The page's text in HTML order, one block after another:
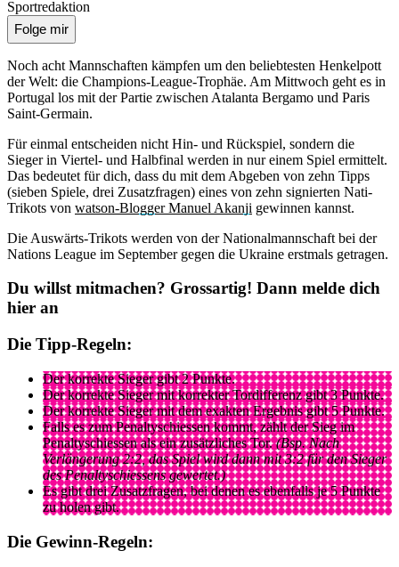
Sportredaktion
Folge mir
Noch acht Mannschaften kämpfen um den beliebtesten Henkelpott
der Welt: die Champions-League-Trophäe. Am Mittwoch geht es in
Portugal los mit der Partie zwischen Atalanta Bergamo und Paris
Saint-Germain.
Für einmal entscheiden nicht Hin- und Rückspiel, sondern die
Sieger in Viertel- und Halbfinal werden in nur einem Spiel ermittelt.
Das bedeutet für dich, dass du mit dem Abgeben von zehn Tipps
(sieben Spiele, drei Zusatzfragen) eines von zehn signierten Nati-
Trikots von watson-Blogger Manuel Akanji gewinnen kannst.
Die Auswärts-Trikots werden von der Nationalmannschaft bei der
Nations League im September gegen die Ukraine erstmals getragen.
Du willst mitmachen? Grossartig! Dann melde dich
hier an
Die Tipp-Regeln:
Der korrekte Sieger gibt 2 Punkte.
Der korrekte Sieger mit korrekter Tordifferenz gibt 3 Punkte.
Der korrekte Sieger mit dem exakten Ergebnis gibt 5 Punkte.
Falls es zum Penaltyschiessen kommt, zählt der Sieg im
Penaltyschiessen als ein zusätzliches Tor.(Bsp. Nach
Verlängerung 2:2, das Spiel wird dann mit 3:2 für den Sieger
des Penaltyschiessens gewertet.)
Es gibt drei Zusatzfragen, bei denen es ebenfalls je 5 Punkte
zu holen gibt.
Die Gewinn-Regeln: